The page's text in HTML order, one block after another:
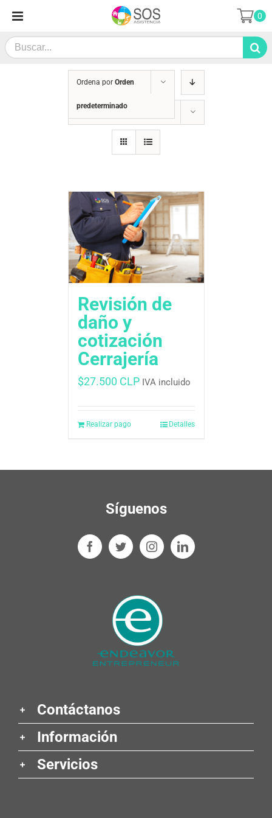
contenido
Search
for:
0
Ordena por Orden
predeterminado
Mostrar
Revisión de
daño y
cotización
Cerrajería
$27.500 CLP IVA incluido
Realizar pago Detalles
Síguenos
Contáctanos
Información
Servicios